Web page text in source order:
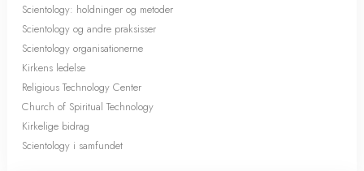
Scientology: holdninger og metoder
Scientology og andre praksisser
Scientology organisationerne
Kirkens ledelse
Religious Technology Center
Church of Spiritual Technology
Kirkelige bidrag
Scientology i samfundet